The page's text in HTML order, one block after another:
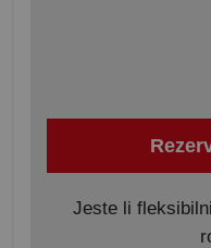
Jeste li